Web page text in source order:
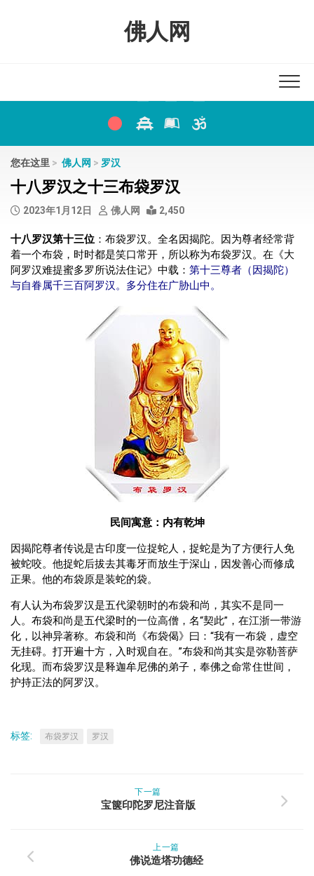
佛人网
您在这里 > 佛人网 > 罗汉
十八罗汉之十三布袋罗汉
2023年1月12日 佛人网 2,450
十八罗汉第十三位 ：布袋罗汉。全名因揭陀。因为尊者经常背
着一个布袋，时时都是笑口常开，所以称为布袋罗汉。在《大
阿罗汉难提蜜多罗所说法住记》中载： 第十三尊者（因揭陀）
与自眷属千三百阿罗汉。多分住在广胁山中。
民间寓意：内有乾坤
因揭陀尊者传说是古印度一位捉蛇人，捉蛇是为了方便行人免
被蛇咬。他捉蛇后拔去其毒牙而放生于深山，因发善心而修成
正果。他的布袋原是装蛇的袋。
有人认为布袋罗汉是五代梁朝时的布袋和尚，其实不是同一
人。布袋和尚是五代梁时的一位高僧，名“契此”，在江浙一带游
化，以神异著称。布袋和尚《布袋偈》曰：“我有一布袋，虚空
无挂碍。打开遍十方，入时观自在。”布袋和尚其实是弥勒菩萨
化现。而布袋罗汉是释迦牟尼佛的弟子，奉佛之命常住世间，
护持正法的阿罗汉。
标签: 布袋罗汉 罗汉
下一篇
宝箧印陀罗尼注音版
上一篇
佛说造塔功德经